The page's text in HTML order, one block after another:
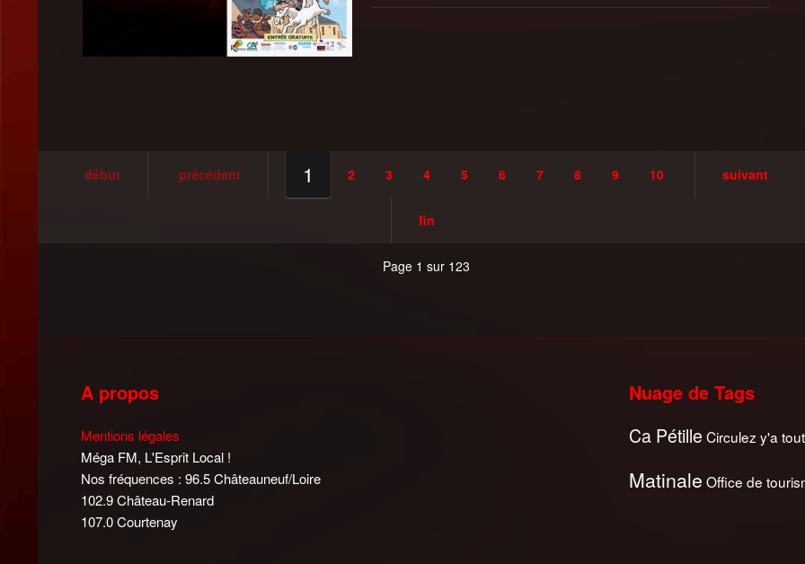
début précédent 1 2 3 4 5 6 7 8 9 10 suivant
fin
Page 1 sur 123
A propos
Mentions légales
Méga FM, L'Esprit Local !
Nos fréquences : 96.5 Châteauneuf/Loire
102.9 Château-Renard
107.0 Courtenay
Nuage de Tags
Ca Pétille Circulez y'a
Matinale Office de